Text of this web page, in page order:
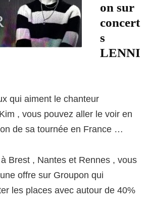
on sur
concert
s
LENNI
qui aiment le chanteur
, vous pouvez aller le voir en
de sa tournée en France …
Brest , Nantes et Rennes , vous
offre sur Groupon qui
les places avec autour de 40%